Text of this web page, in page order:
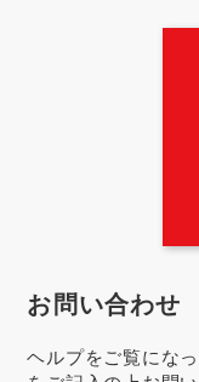
お問い合わせ
ヘルプをご覧にな